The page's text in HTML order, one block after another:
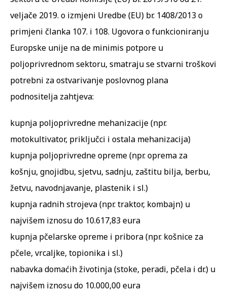
veljače 2019. o izmjeni Uredbe (EU) br. 1408/2013 o
primjeni članka 107. i 108. Ugovora o funkcioniranju
Europske unije na de minimis potpore u
poljoprivrednom sektoru, smatraju se stvarni troškovi
potrebni za ostvarivanje poslovnog plana
podnositelja zahtjeva:
kupnja poljoprivredne mehanizacije (npr.
motokultivator, priključci i ostala mehanizacija)
kupnja poljoprivredne opreme (npr. oprema za
košnju, gnojidbu, sjetvu, sadnju, zaštitu bilja, berbu,
žetvu, navodnjavanje, plastenik i sl.)
kupnja radnih strojeva (npr. traktor, kombajn) u
najvišem iznosu do 10.617,83 eura
kupnja pčelarske opreme i pribora (npr. košnice za
pčele, vrcaljke, topionika i sl.)
nabavka domaćih životinja (stoke, peradi, pčela i dr.) u
najvišem iznosu do 10.000,00 eura